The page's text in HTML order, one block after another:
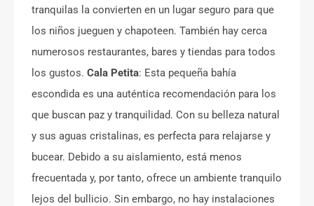
tranquilas la convierten en un lugar seguro para que
los niños jueguen y chapoteen. También hay cerca
numerosos restaurantes, bares y tiendas para todos
los gustos. Cala Petita: Esta pequeña bahía
escondida es una auténtica recomendación para los
que buscan paz y tranquilidad. Con su belleza natural
y sus aguas cristalinas, es perfecta para relajarse y
bucear. Debido a su aislamiento, está menos
frecuentada y, por tanto, ofrece un ambiente tranquilo
lejos del bullicio. Sin embargo, no hay instalaciones